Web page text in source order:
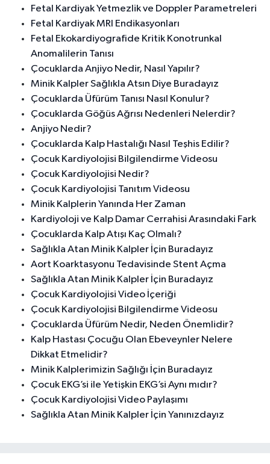
Fetal Kardiyak Yetmezlik ve Doppler Parametreleri
Fetal Kardiyak MRI Endikasyonları
Fetal Ekokardiyografide Kritik Konotrunkal
Anomalilerin Tanısı
Çocuklarda Anjiyo Nedir, Nasıl Yapılır?
Minik Kalpler Sağlıkla Atsın Diye Buradayız
Çocuklarda Üfürüm Tanısı Nasıl Konulur?
Çocuklarda Göğüs Ağrısı Nedenleri Nelerdir?
Anjiyo Nedir?
Çocuklarda Kalp Hastalığı Nasıl Teşhis Edilir?
Çocuk Kardiyolojisi Bilgilendirme Videosu
Çocuk Kardiyolojisi Nedir?
Çocuk Kardiyolojisi Tanıtım Videosu
Minik Kalplerin Yanında Her Zaman
Kardiyoloji ve Kalp Damar Cerrahisi Arasındaki Fark
Çocuklarda Kalp Atışı Kaç Olmalı?
Sağlıkla Atan Minik Kalpler İçin Buradayız
Aort Koarktasyonu Tedavisinde Stent Açma
Sağlıkla Atan Minik Kalpler İçin Buradayız
Çocuk Kardiyolojisi Video İçeriği
Çocuk Kardiyolojisi Bilgilendirme Videosu
Çocuklarda Üfürüm Nedir, Neden Önemlidir?
Kalp Hastası Çocuğu Olan Ebeveynler Nelere
Dikkat Etmelidir?
Minik Kalplerimizin Sağlığı İçin Buradayız
Çocuk EKG’si ile Yetişkin EKG’si Aynı mıdır?
Çocuk Kardiyolojisi Video Paylaşımı
Sağlıkla Atan Minik Kalpler İçin Yanınızdayız